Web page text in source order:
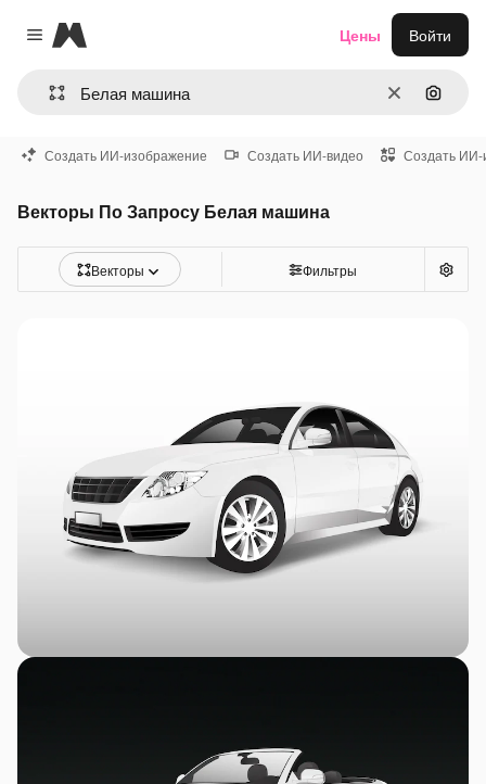
Close menu
Magnific
ОчиститьПоиск
Цены Войти
Создать ИИ-изображение Создать ИИ-видео Создать ИИ-
Векторы По Запросу Белая машина
Векторы Фильтры